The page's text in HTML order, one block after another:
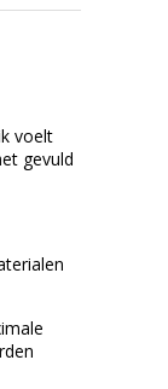
voelt
gevuld